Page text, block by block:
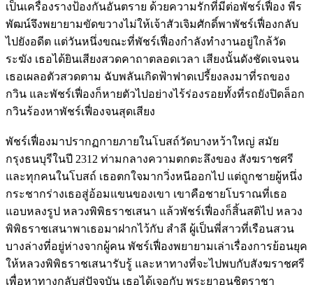
เป็นเครื่องรางป้องกันอันตราย ด้วยความรักที่มีต่อพัชร์เฟื่อง พีร
พัฒน์จึงพยายามขัดขวางไม่ให้เจ้าสัวเจิมศักดิ์พาพัชร์เฟื่องกลับ
ไปยังอดีต แต่วันหนึ่งขณะที่พัชร์เฟื่องกำลังทำงานอยู่ใกล้วัด
ระฆัง เธอได้ยินเสียงสวดคาถาตลอดเวลา เสียงนั้นดังชัดเจนจน
เธอเผลอตัวสวดตาม ฉับพลันเกิดฟ้าฟาดเปรี้ยงลงมาที่รถของ
กวิน และพัชร์เฟื่องก็หายตัวไปอย่างไร้ร่องรอยทั้งที่รถยังปิดล็อก
กวินร้องหาพัชร์เฟื่องจนสุดเสียง
พัชร์เฟื่องมาปรากฏกายภายในโบสถ์วัดบางหว้าใหญ่ สมัย
กรุงธนบุรีในปี 2312 ท่ามกลางความตกตะลึงของ สังฆราชศรี
และทุกคนในโบสถ์ เธอตกใจมากวิ่งหนีออกไป แต่ถูกชายผู้หนึ่ง
กระชากร่างเธอสู่อ้อมแขนของเขา เขาคือชายโบราณที่เธอ
แอบหลงรูป หลวงพิพิธราชเสนา แล้วพัชร์เฟื่องก็สิ้นสติไป หลวง
พิพิธราชเสนาพาเธอมาฝากไว้กับ สำลี ผู้เป็นพี่สาวที่เรือนสวน
บางล่างที่อยู่ห่างจากผู้คน พัชร์เฟื่องพยายามเล่าเรื่องการย้อนยุค
ให้หลวงพิพิธราชเสนารับรู้ และหาทางที่จะไปพบกับสังฆราชศรี
เพื่อหาทางกลับสู่ปัจจุบัน เธอได้เจอกับ พระยาอนุชิตราชา